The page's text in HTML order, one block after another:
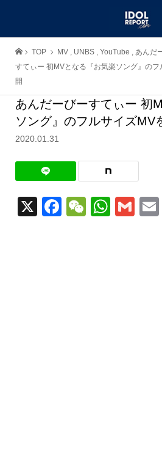
TOP MV , UNBS , YouTube , あんだ
すてぃー 初MVとなる『お気楽ソング』の
開
あんだーびーすてぃー 初
ソング』のフルサイズMV
2020.01.31
X Facebook
WeChat